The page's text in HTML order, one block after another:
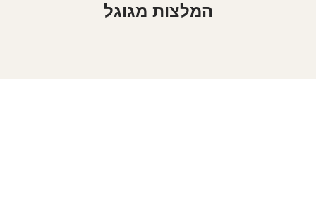
המלצות מגוגל